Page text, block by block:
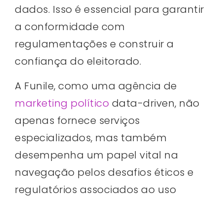
dados. Isso é essencial para garantir
a conformidade com
regulamentações e construir a
confiança do eleitorado.
A Funile, como uma agência de
marketing político data-driven, não
apenas fornece serviços
especializados, mas também
desempenha um papel vital na
navegação pelos desafios éticos e
regulatórios associados ao uso